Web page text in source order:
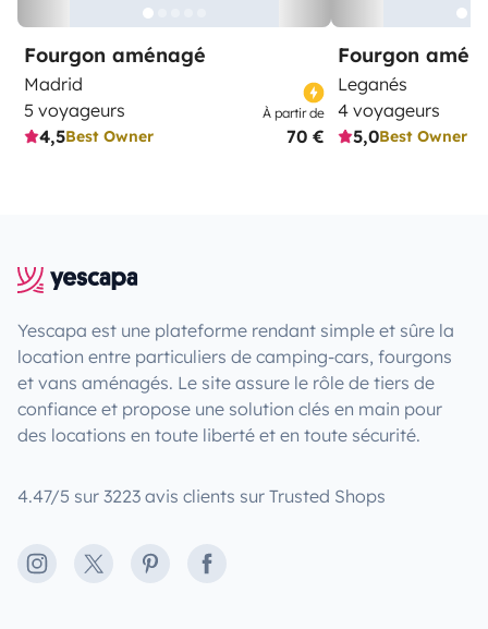
Fourgon aménagé
Madrid
5 voyageurs
4,5Best Owner
À partir de
70 €
Fourgon
Leganés
4 voyageurs
5,0Best Owner
Yescapa est une plateforme rendant simple et sûre la
location entre particuliers de camping-cars, fourgons
et vans aménagés. Le site assure le rôle de tiers de
confiance et propose une solution clés en main pour
des locations en toute liberté et en toute sécurité.
4.47/5 sur 3223 avis clients sur Trusted Shops
Instagram
X PinterestFacebook